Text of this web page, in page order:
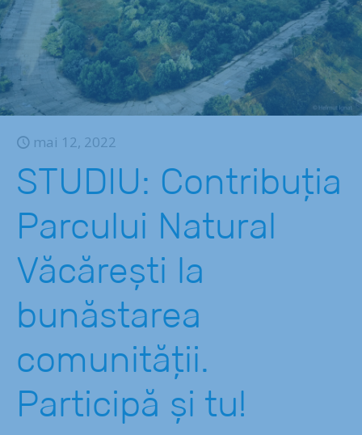
mai 12, 2022
STUDIU: Contribuția
Parcului Natural
Văcărești la
bunăstarea
comunității.
Participă și tu!